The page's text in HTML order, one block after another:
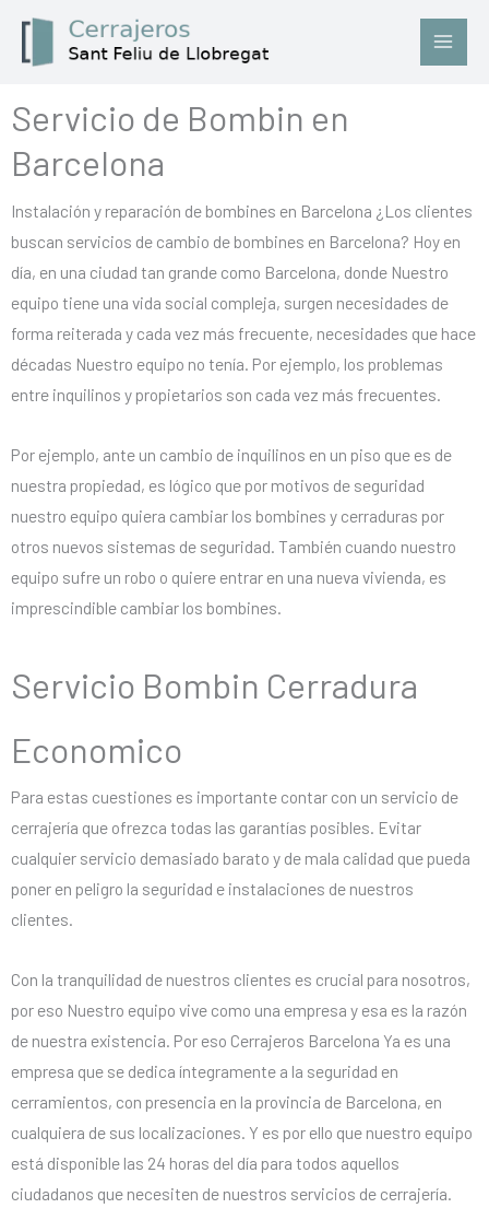
Servicio de Bombin en
Barcelona
Instalación y reparación de bombines en Barcelona ¿Los clientes
buscan servicios de cambio de bombines en Barcelona? Hoy en
día, en una ciudad tan grande como Barcelona, donde Nuestro
equipo tiene una vida social compleja, surgen necesidades de
forma reiterada y cada vez más frecuente, necesidades que hace
décadas Nuestro equipo no tenía. Por ejemplo, los problemas
entre inquilinos y propietarios son cada vez más frecuentes.
Por ejemplo, ante un cambio de inquilinos en un piso que es de
nuestra propiedad, es lógico que por motivos de seguridad
nuestro equipo quiera cambiar los bombines y cerraduras por
otros nuevos sistemas de seguridad. También cuando nuestro
equipo sufre un robo o quiere entrar en una nueva vivienda, es
imprescindible cambiar los bombines.
Servicio Bombin Cerradura
Economico
Para estas cuestiones es importante contar con un servicio de
cerrajería que ofrezca todas las garantías posibles. Evitar
cualquier servicio demasiado barato y de mala calidad que pueda
poner en peligro la seguridad e instalaciones de nuestros
clientes.
Con la tranquilidad de nuestros clientes es crucial para nosotros,
por eso Nuestro equipo vive como una empresa y esa es la razón
de nuestra existencia. Por eso Cerrajeros Barcelona Ya es una
empresa que se dedica íntegramente a la seguridad en
cerramientos, con presencia en la provincia de Barcelona, en
cualquiera de sus localizaciones. Y es por ello que nuestro equipo
está disponible las 24 horas del día para todos aquellos
ciudadanos que necesiten de nuestros servicios de cerrajería.